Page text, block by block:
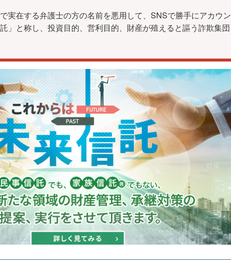
実在する弁護士の方の名前を悪用して、SNSで勝手にアカウン
」と称し、投資目的、営利目的、財産が殖えると謳う詐欺集団